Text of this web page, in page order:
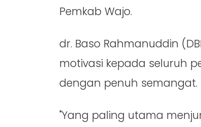
Pemkab Wajo.
dr. Baso Rahmanuddin
motivasi kepada seluruh
dengan penuh semangat.
"Yang paling utama